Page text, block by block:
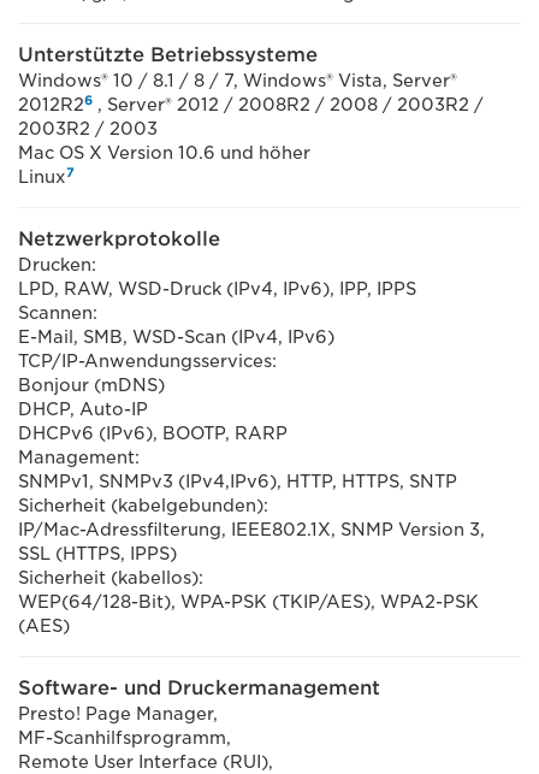
Unterstützte Betriebssysteme
Windows® 10 / 8.1 / 8 / 7, Windows® Vista, Server®
2012R26 , Server® 2012 / 2008R2 / 2008 / 2003R2 /
2003R2 / 2003
Mac OS X Version 10.6 und höher
Linux7
Netzwerkprotokolle
Drucken:
LPD, RAW, WSD-Druck (IPv4, IPv6), IPP, IPPS
Scannen:
E-Mail, SMB, WSD-Scan (IPv4, IPv6)
TCP/IP-Anwendungsservices:
Bonjour (mDNS)
DHCP, Auto-IP
DHCPv6 (IPv6), BOOTP, RARP
Management:
SNMPv1, SNMPv3 (IPv4,IPv6), HTTP, HTTPS, SNTP
Sicherheit (kabelgebunden):
IP/Mac-Adressfilterung, IEEE802.1X, SNMP Version 3,
SSL (HTTPS, IPPS)
Sicherheit (kabellos):
WEP(64/128-Bit), WPA-PSK (TKIP/AES), WPA2-PSK
(AES)
Software- und Druckermanagement
Presto! Page Manager,
MF-Scanhilfsprogramm,
Remote User Interface (RUI),